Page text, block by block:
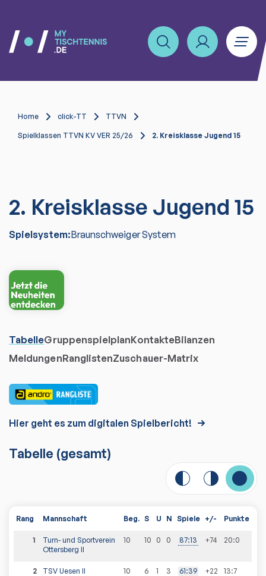
Home click-TT TTVN
Spielklassen TTVN KV VER 25/26 2. Kreisklasse Jugend 15
2. Kreisklasse Jugend 15
Spielsystem:Braunschweiger System
TabelleGruppenspielplanKontakteBilanzen
MeldungenRanglistenZuschauer-Matrix
Hier geht es zum digitalen Spielbericht!
Tabelle (gesamt)
Rang Mannschaft Beg. S U N Spiele +/- Punkte
1
Turn- und Sportverein
Ottersberg II
10 10 0 0 87:13 +74 20:0
2 TSV Uesen II 10 6 1 3 61:39 +22 13:7